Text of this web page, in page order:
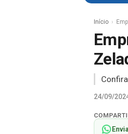
Início
24/09/